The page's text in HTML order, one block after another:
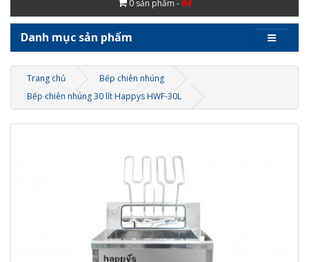
0 sản phẩm - 0đ
Danh mục sản phẩm
Trang chủ
Bếp chiên nhúng
Bếp chiên nhúng 30 lít Happys HWF-30L